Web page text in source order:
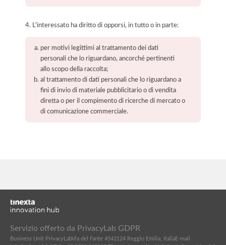
4. L'interessato ha diritto di opporsi, in tutto o in parte:
per motivi legittimi al trattamento dei dati
personali che lo riguardano, ancorché pertinenti
allo scopo della raccolta;
al trattamento di dati personali che lo riguardano a
fini di invio di materiale pubblicitario o di vendita
diretta o per il compimento di ricerche di mercato o
di comunicazione commerciale.
Servizio offerto da PrivacyLab GDPR
Business Unit PrivacyLabVia del Fante 4542124 Reggio Emilia, ItaliaE-mail